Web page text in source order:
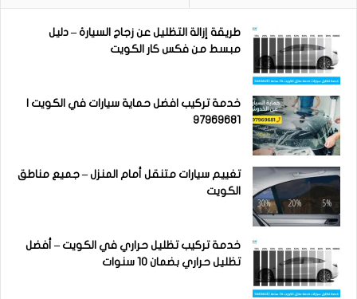
طريقة إزالة التظليل عن زجاج السيارة – دليل
مبسط من فكس كار الكويت
خدمة تركيب افضل حماية سيارات في الكويت |
97969681
تغييم سيارات متنقل أمام المنزل – جميع مناطق
الكويت
خدمة تركيب تظليل حراري في الكويت – أفضل
تظليل حراري بضمان 10 سنوات